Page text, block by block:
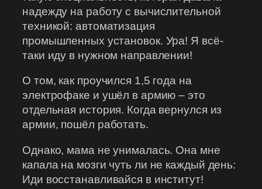
надежду на работу с вычислительной
техникой: автоматизация
промышленных установок. Ура! Я всё-
таки иду в нужном направлении!
О том, как проучился 1,5 года на
электрофаке и ушёл в армию – это
отдельная история. Когда вернулся из
армии, пошёл работать.
Однако, мама не унималась. Она мне
капала на мозги чуть ли не каждый день:
Иди восстанавливайся в институт!